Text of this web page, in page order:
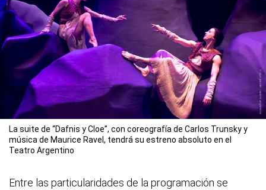
La suite de “Dafnis y Cloe”, con coreografía de Carlos Trunsky y
música de Maurice Ravel, tendrá su estreno absoluto en el
Teatro Argentino
Entre las particularidades de la programación se